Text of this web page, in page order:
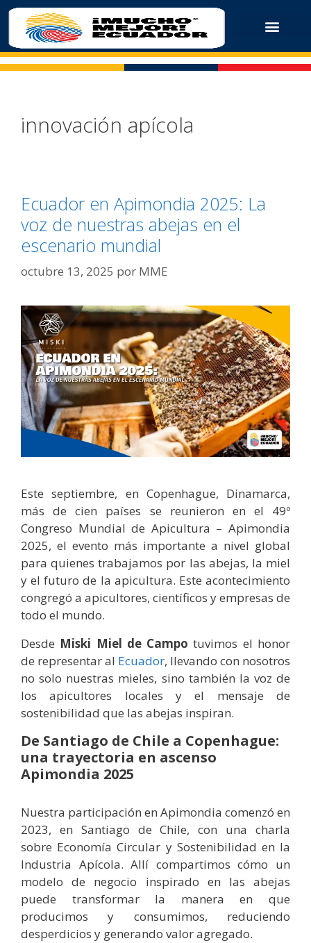
innovación apícola
Ecuador en Apimondia 2025: La
voz de nuestras abejas en el
escenario mundial
octubre 13, 2025 por MME
Este septiembre, en Copenhague, Dinamarca,
más de cien países se reunieron en el 49º
Congreso Mundial de Apicultura – Apimondia
2025, el evento más importante a nivel global
para quienes trabajamos por las abejas, la miel
y el futuro de la apicultura. Este acontecimiento
congregó a apicultores, científicos y empresas de
todo el mundo.
Desde Miski Miel de Campo tuvimos el honor
de representar al Ecuador, llevando con nosotros
no solo nuestras mieles, sino también la voz de
los apicultores locales y el mensaje de
sostenibilidad que las abejas inspiran.
De Santiago de Chile a Copenhague:
una trayectoria en ascenso
Apimondia 2025
Nuestra participación en Apimondia comenzó en
2023, en Santiago de Chile, con una charla
sobre Economía Circular y Sostenibilidad en la
Industria Apícola. Allí compartimos cómo un
modelo de negocio inspirado en las abejas
puede transformar la manera en que
producimos y consumimos, reduciendo
desperdicios y generando valor agregado.